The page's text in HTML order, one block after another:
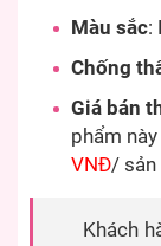
Màu sắc:
Chống
Giá bán
phẩm
VNĐ/ sản
Khách